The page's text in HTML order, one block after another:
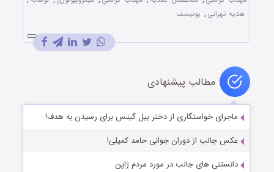
هدیه تهرانی , یونیسف
مطالب پیشنهادی
ماجرای خواستگاری از دختر بیل گیتس برای رسیدن به هدف!
عکس جالب از دوران جوانی حامد کمیلی!
دانستنی های جالب در مورد مردم ژاپن